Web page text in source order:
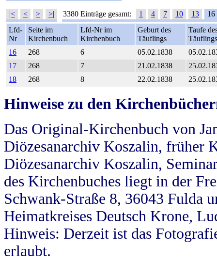
|< < > >| 3380 Einträge gesamt: 1 4 7 10 13
16
Lfd-
Nr
Seite im
Kirchenbuch
Lfd-Nr im
Kirchenbuch
Geburt des
Täuflings
Taufe
Täuflings
16
268 6 05.02.1838
17
268 7 21.02.1838
18
268 8 22.02.1838
Hinweise zu den
Das Original-Kirchenbuch von
Diözesanarchiv Koszalin, früher
Diözesanarchiv Koszalin,
des Kirchenbuches liegt in der
Schwank-Straße 8, 36043 Fulda
Heimatkreises Deutsch Krone,
Hinweis: Derzeit ist das
erlaubt.